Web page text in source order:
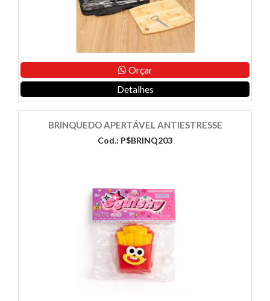
Orçar
Detalhes
BRINQUEDO APERTÁVEL ANTIESTRESSE
Cod.: P$BRINQ203